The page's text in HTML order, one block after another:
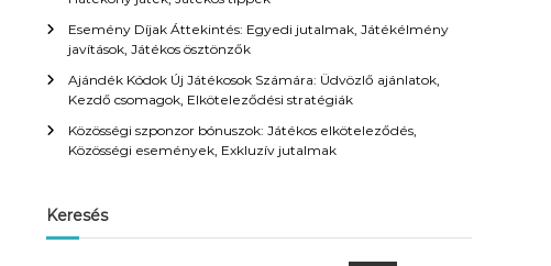
Esemény Díjak Áttekintés: Egyedi jutalmak, Játékélmény
javítások, Játékos ösztönzők
Ajándék Kódok Új Játékosok Számára: Üdvözlő ajánlatok,
Kezdő csomagok, Elköteleződési stratégiák
Közösségi szponzor bónuszok: Játékos elköteleződés,
Közösségi események, Exkluzív jutalmak
Keresés